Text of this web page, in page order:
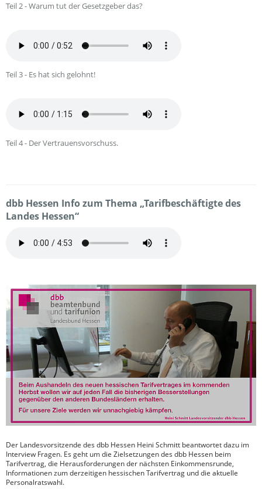
Teil 2 - Warum tut der Gesetzgeber das?
Teil 3 - Es hat sich gelohnt!
Teil 4 - Der Vertrauensvorschuss.
dbb Hessen Info zum Thema „Tarifbeschäftigte des
Landes Hessen“
Der Landesvorsitzende des dbb Hessen Heini Schmitt beantwortet dazu im
Interview Fragen. Es geht um die Zielsetzungen des dbb Hessen beim
Tarifvertrag, die Herausforderungen der nächsten Einkommensrunde,
Informationen zum derzeitigen hessischen Tarifvertrag und die aktuelle
Personalratswahl.